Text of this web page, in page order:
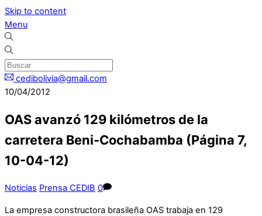
Skip to content
Menu
cedibolivia@gmail.com
10/04/2012
OAS avanzó 129 kilómetros de la
carretera Beni-Cochabamba (Página 7,
10-04-12)
Noticias Prensa CEDIB 0
La empresa constructora brasileña OAS trabaja en 129